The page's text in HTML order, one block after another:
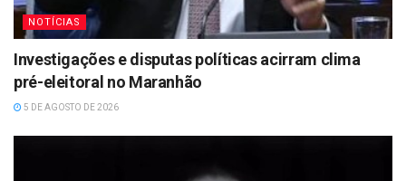
NOTÍCIAS
Investigações e disputas políticas acirram clima
pré-eleitoral no Maranhão
5 DE AGOSTO DE 2026